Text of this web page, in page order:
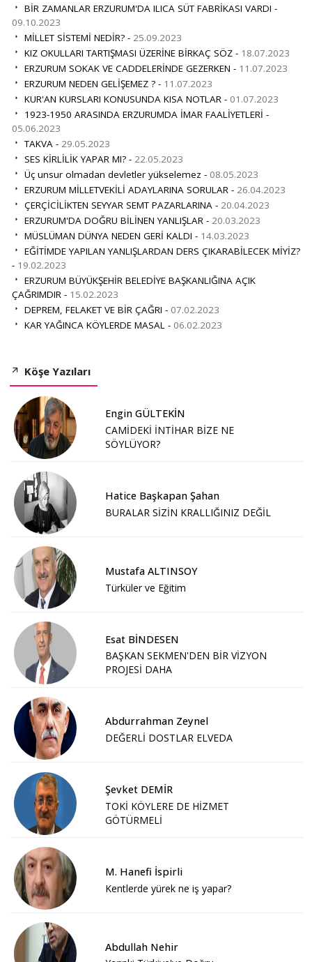
BİR ZAMANLAR ERZURUM'DA ILICA SÜT FABRİKASI VARDI -
09.10.2023
MİLLET SİSTEMİ NEDİR? - 25.09.2023
KIZ OKULLARI TARTIŞMASI ÜZERİNE BİRKAÇ SÖZ - 18.07.2023
ERZURUM SOKAK VE CADDELERİNDE GEZERKEN - 11.07.2023
ERZURUM NEDEN GELİŞEMEZ ? - 11.07.2023
KUR'AN KURSLARI KONUSUNDA KISA NOTLAR - 01.07.2023
1923-1950 ARASINDA ERZURUMDA İMAR FAALİYETLERİ -
05.06.2023
TAKVA - 29.05.2023
SES KİRLİLİK YAPAR MI? - 22.05.2023
Üç unsur olmadan devletler yükselemez - 08.05.2023
ERZURUM MİLLETVEKİLİ ADAYLARINA SORULAR - 26.04.2023
ÇERÇİCİLİKTEN SEYYAR SEMT PAZARLARINA - 20.04.2023
ERZURUM'DA DOĞRU BİLİNEN YANLIŞLAR - 20.03.2023
MÜSLÜMAN DÜNYA NEDEN GERİ KALDI - 14.03.2023
EĞİTİMDE YAPILAN YANLIŞLARDAN DERS ÇIKARABİLECEK MİYİZ?
- 19.02.2023
ERZURUM BÜYÜKŞEHİR BELEDİYE BAŞKANLIĞINA AÇIK
ÇAĞRIMDIR - 15.02.2023
DEPREM, FELAKET VE BİR ÇAĞRI - 07.02.2023
KAR YAĞINCA KÖYLERDE MASAL - 06.02.2023
Köşe Yazıları
Engin GÜLTEKİN
CAMİDEKİ İNTİHAR BİZE NE
SÖYLÜYOR?
Hatice Başkapan Şahan
BURALAR SİZİN KRALLIĞINIZ DEĞİL
Mustafa ALTINSOY
Türküler ve Eğitim
Esat BİNDESEN
BAŞKAN SEKMEN'DEN BİR VİZYON
PROJESİ DAHA
Abdurrahman Zeynel
DEĞERLİ DOSTLAR ELVEDA
Şevket DEMİR
TOKİ KÖYLERE DE HİZMET
GÖTÜRMELİ
M. Hanefi İspirli
Kentlerde yürek ne iş yapar?
Abdullah Nehir